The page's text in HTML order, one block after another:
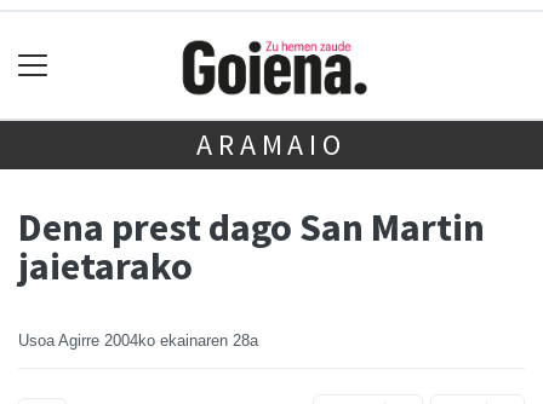
ARAMAIO
Dena prest dago San Martin
jaietarako
Usoa Agirre 2004ko ekainaren 28a